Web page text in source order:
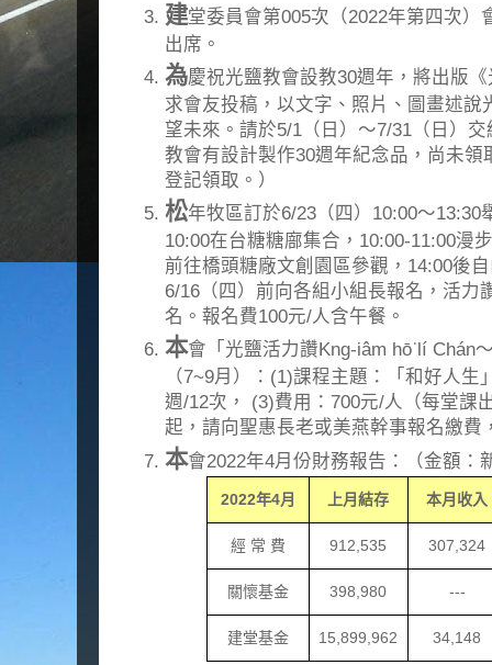
建堂委員會第005次（2022年第四次）
出席。
為慶祝光鹽教會設教30週年，將出版
求會友投稿，以文字、照片、圖畫述
望未來。請於5/1（日）～7/31（日）
教會有設計製作30週年紀念品，尚未
登記領取。）
松年牧區訂於6/23（四）10:00～
10:00在台糖糖廍集合，10:00-11:00漫
前往橋頭糖廠文創園區參觀，14:00後
6/16（四）前向各組小組長報名，活力
名。報名費100元/人含午餐。
本會「光鹽活力讚Kng-iâm hō͘ lí Chán
（7~9月）：(1)課程主題：「和好人
週/12次， (3)費用：700元/人（每堂
起，請向聖惠長老或美燕幹事報名繳費
本會2022年4月份財務報告：（金額：
2022年4月 上月結存 本月收入
經 常 費 912 535 307 ,324
關懷基金 398,980 ---
建堂基金 15,899,962 34 148